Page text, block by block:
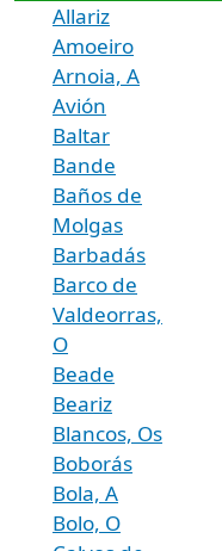
Allariz
Amoeiro
Arnoia, A
Avión
Baltar
Bande
Baños de
Molgas
Barbadás
Barco de
Valdeorras,
O
Beade
Beariz
Blancos, Os
Boborás
Bola, A
Bolo, O